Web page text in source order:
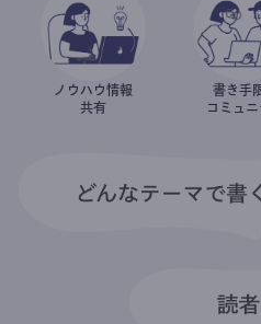
ノウハウ情報
共有
書き手
コミュニ